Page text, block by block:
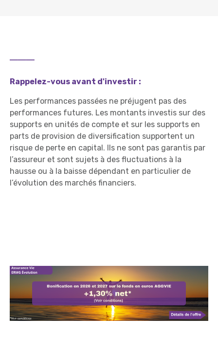
Rappelez-vous avant d'investir :
Les performances passées ne préjugent pas des
performances futures. Les montants investis sur des
supports en unités de compte et sur les supports en
parts de provision de diversification supportent un
risque de perte en capital. Ils ne sont pas garantis par
l’assureur et sont sujets à des fluctuations à la
hausse ou à la baisse dépendant en particulier de
l’évolution des marchés financiers.